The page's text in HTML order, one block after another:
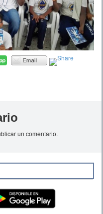
un comentario.